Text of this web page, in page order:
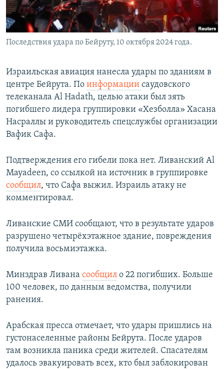
Последствия удара по Бейруту, 10 октября 2024 года.
Израильская авиация нанесла удары по зданиям в
центре Бейрута. По информации саудовского
телеканала Al Hadath, целью атаки был зять
погибшего лидера группировки «Хезболла» Хасана
Насраллы и руководитель спецслужбы организации
Вафик Сафа.
Подтверждения его гибели пока нет. Ливанский Al
Mayadeen, со ссылкой на источник в группировке
сообщил, что Сафа выжил. Израиль атаку не
комментировал.
Ливанские СМИ сообщают, что в результате ударов
разрушено четырёхэтажное здание, повреждения
получила восьмиэтажка.
Минздрав Ливана сообщил о 22 погибших. Больше
100 человек, по данным ведомства, получили
ранения.
Арабская пресса отмечает, что удары пришлись на
густонаселенные районы Бейрута. После ударов
там возникла паника среди жителей. Спасателям
удалось эвакуировать всех, кто был заблокирован